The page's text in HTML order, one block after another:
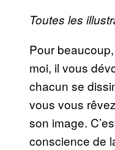
Toutes les
Pour
moi, il vous
chacun se
vous vous
son image.
conscience de